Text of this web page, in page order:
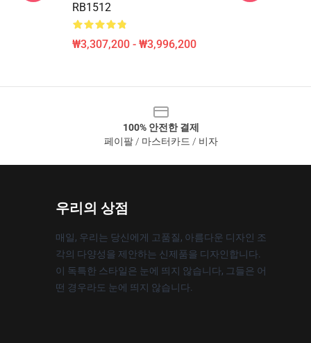
RB1512
₩3,307,200 - ₩3,996,200
100% 안전한 결제
페이팔 / 마스터카드 / 비자
우리의 상점
매일, 우리는 당신에게 고품질, 아름다운 디자인 조
각의 다양성을 제안하는 신제품을 디자인합니다.
이 독특한 스타일은 눈에 띄지 않습니다, 그들은 어
떤 경우라도 눈에 띄지 않습니다.